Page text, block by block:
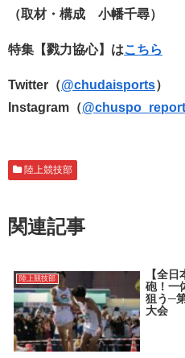
（取材・構成 小幡千尋）
特集【戮力協心】はこちら
Twitter（@chudaisports）
Instagram（@chuspo_report
陸上競技部
関連記事
陸上競技部
【全
砲！一
狙う─
大会